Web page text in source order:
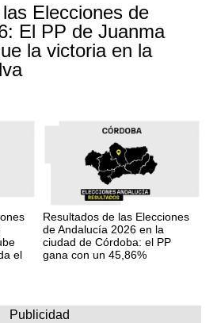
Elecciones de
El PP de Juanma
la victoria en la
el
Resultados de las Elecciones
de Andalucía 2026 en la
ciudad de Córdoba: el PP
gana con un 45,86%